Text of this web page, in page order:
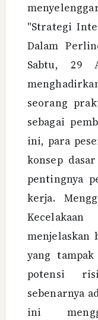
"Strategi
Dalam
Sabtu, 29
seorang
sebagai
ini, para
konsep
pentingnya
kerja.
menjelaskan
yang
potensi
sebenarnya
ini